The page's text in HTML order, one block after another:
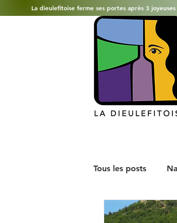
La dieulefitoise ferme ses portes après 3
Tous les posts